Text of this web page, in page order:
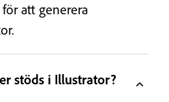
att generera
stöds i Illustrator?